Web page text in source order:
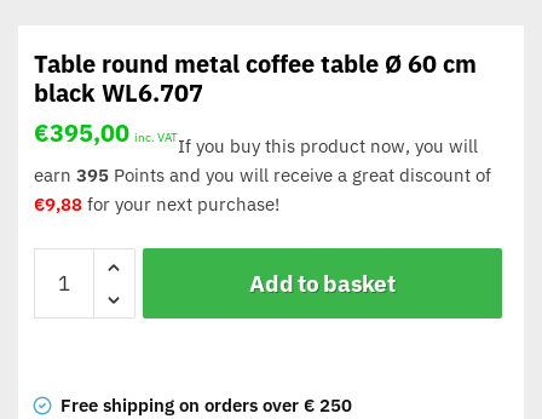
Table round metal coffee table Ø 60 cm
black WL6.707
€395,00 inc. VATIf you buy this product now, you will
earn 395Points and you will receive a great discount of
€9,88for your next purchase!
Add to basket
Free shipping on orders over € 250